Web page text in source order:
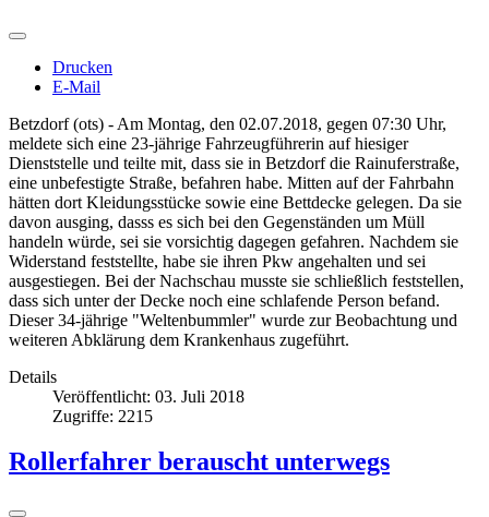
Drucken
E-Mail
Betzdorf (ots) - Am Montag, den 02.07.2018, gegen 07:30 Uhr,
meldete sich eine 23-jährige Fahrzeugführerin auf hiesiger
Dienststelle und teilte mit, dass sie in Betzdorf die Rainuferstraße,
eine unbefestigte Straße, befahren habe. Mitten auf der Fahrbahn
hätten dort Kleidungsstücke sowie eine Bettdecke gelegen. Da sie
davon ausging, dasss es sich bei den Gegenständen um Müll
handeln würde, sei sie vorsichtig dagegen gefahren. Nachdem sie
Widerstand feststellte, habe sie ihren Pkw angehalten und sei
ausgestiegen. Bei der Nachschau musste sie schließlich feststellen,
dass sich unter der Decke noch eine schlafende Person befand.
Dieser 34-jährige "Weltenbummler" wurde zur Beobachtung und
weiteren Abklärung dem Krankenhaus zugeführt.
Details
Veröffentlicht: 03. Juli 2018
Zugriffe: 2215
Rollerfahrer berauscht unterwegs